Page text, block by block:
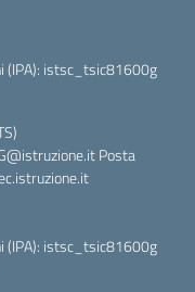
(IPA): istsc_tsic81600g
Posta
(IPA): istsc_tsic81600g